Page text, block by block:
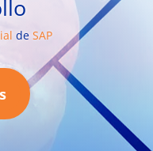
de SAP